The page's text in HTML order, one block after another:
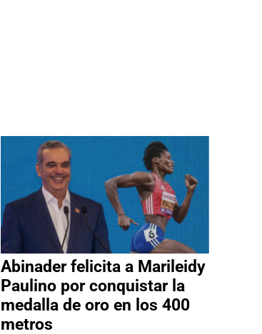
Abinader felicita a Marileidy
Paulino por conquistar la
medalla de oro en los 400
metros